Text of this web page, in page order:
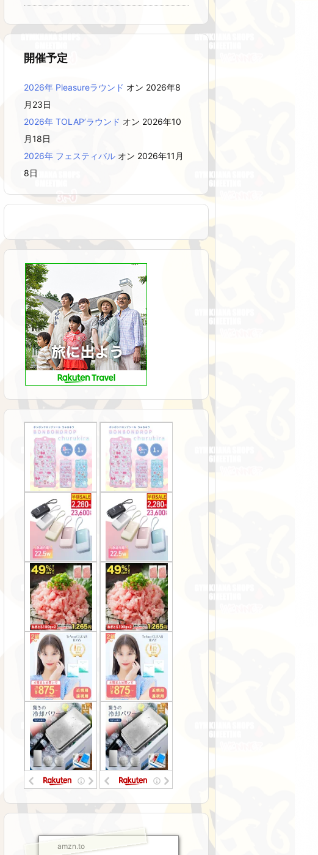
開催予定
2026年 Pleasureラウンド オン 2026年8
月23日
2026年 TOLAP’ラウンド オン 2026年10
月18日
2026年 フェスティバル オン 2026年11月
8日
amzn.to